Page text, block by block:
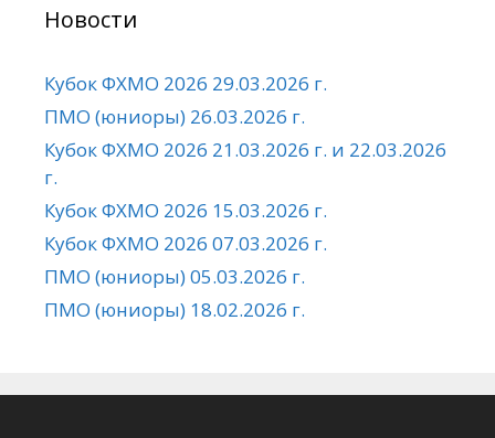
Новости
Кубок ФХМО 2026 29.03.2026 г.
ПМО (юниоры) 26.03.2026 г.
Кубок ФХМО 2026 21.03.2026 г. и 22.03.2026
г.
Кубок ФХМО 2026 15.03.2026 г.
Кубок ФХМО 2026 07.03.2026 г.
ПМО (юниоры) 05.03.2026 г.
ПМО (юниоры) 18.02.2026 г.